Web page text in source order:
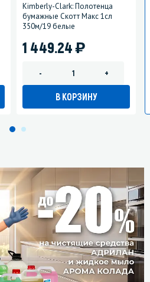
Kimberly-Clark: Полотенца
бумажные Скотт Макс 1сл
350м/19 белые
1 449.24)
- +
В КОРЗИНУ